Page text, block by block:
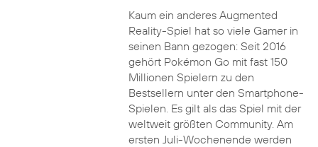
Kaum ein anderes Augmented
Reality-Spiel hat so viele Gamer in
seinen Bann gezogen: Seit 2016
gehört Pokémon Go mit fast 150
Millionen Spielern zu den
Bestsellern unter den Smartphone-
Spielen. Es gilt als das Spiel mit der
weltweit größten Community. Am
ersten Juli-Wochenende werden